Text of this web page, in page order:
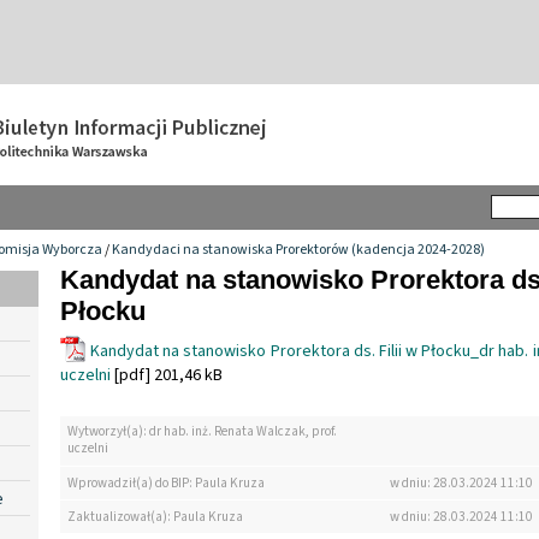
Wyborcza/Kandydaci na stanowiska Prorektorów (kadencja 2024-2028)
Kandydat na stanowisko Prorektora
Płocku
Kandydat na stanowisko Prorektora ds. Filii w Płocku_dr hab.
uczelni [pdf] 201,46 kB
Wytworzył(a): dr hab. inż. Renata Walczak, prof.
uczelni
Wprowadził(a) do BIP: Paula Kruza
w dniu: 28.03.2024 11:10
Zaktualizował(a): Paula Kruza
w dniu: 28.03.2024 11:10